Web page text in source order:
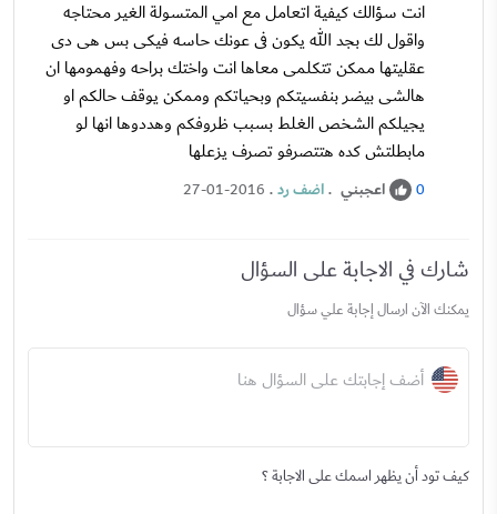
انت سؤالك كيفية اتعامل مع امي المتسولة الغير محتاجه
واقول لك بجد الله يكون فى عونك حاسه فيكى بس هى دى
عقليتها ممكن تتكلمى معاها انت واختك براحه وفهمومها ان
هالشى بيضر بنفسيتكم وبحياتكم وممكن يوقف حالكم او
يجيلكم الشخص الغلط بسبب ظروفكم وهددوها انها لو
مابطلتش كده هتتصرفو تصرف يزعلها
0 اعجبني .اضف رد.
27-01-2016
شارك في الاجابة على السؤال
يمكنك الآن ارسال إجابة علي سؤال
أضف إجابتك على السؤال هنا
كيف تود أن يظهر اسمك على الاجابة ؟